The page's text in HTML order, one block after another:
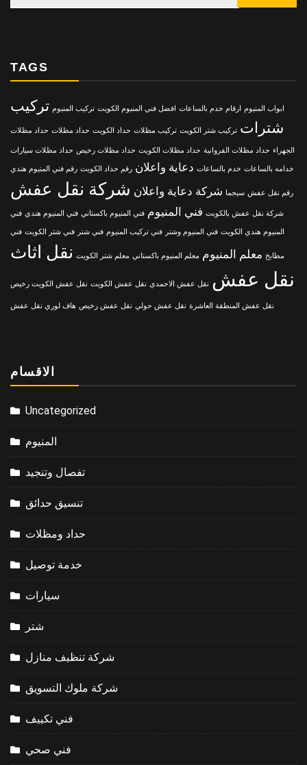
TAGS
ابواب المنيوم ارقام خدم بالساعات افضل فني المنيوم الكويت تركيب المنيوم تركيب
شترات تركيب شتر الكويت تركيب مظلات حداد الكويت حداد مظلات حداد مظلات
الجهراء حداد مظلات الفروانية حداد مظلات الكويت حداد مظلات رخيص حداد مظلات سيارات
خدامه بالساعات خدم بالساعات دعاية واعلان رقم حداد الكويت رقم فني المنيوم هندي
رقم نقل عفش سيجما شركة دعاية واعلان شركة نقل عفش
شركة نقل عفش بالكويت فني المنيوم فني المنيوم باكستاني فني المنيوم هندي فني
المنيوم هندي الكويت فني المنيوم وشتر فني تركيب المنيوم فني شتر فني شتر الكويت فني
مطابخ معلم المنيوم معلم المنيوم باكستاني معلم شتر الكويت نقل اثاث
نقل عفش نقل عفش الاحمدي نقل عفش الكويت نقل عفش الكويت رخيص
نقل عفش المنطقة العاشرة نقل عفش حولي نقل عفش رخيص هاف لوري نقل عفش
الاقسام
Uncategorized
المنيوم
تفصال وتنجيد
تنسيق حدائق
حداد ومظلات
خدمة توصيل
سيارات
شتر
شركة تنظيف منازل
شركة ملوك التسويق
فني تكييف
فني صحي